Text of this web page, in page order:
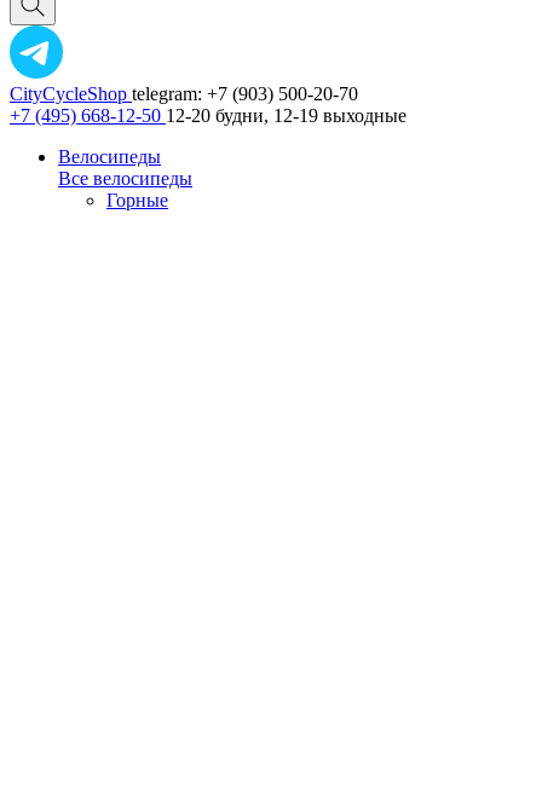
CityCycleShop telegram: +7 (903) 500-20-70
+7 (495) 668-12-50 12-20 будни, 12-19 выходные
Велосипеды
Все велосипеды
Горные